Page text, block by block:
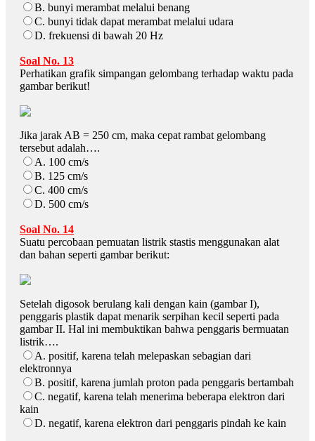
B. bunyi merambat melalui benang
C. bunyi tidak dapat merambat melalui udara
D. frekuensi di bawah 20 Hz
Soal No. 13
Perhatikan grafik simpangan gelombang terhadap waktu pada
gambar berikut!
Jika jarak AB = 250 cm, maka cepat rambat gelombang
tersebut adalah….
A. 100 cm/s
B. 125 cm/s
C. 400 cm/s
D. 500 cm/s
Soal No. 14
Suatu percobaan pemuatan listrik stastis menggunakan alat
dan bahan seperti gambar berikut:
Setelah digosok berulang kali dengan kain (gambar I),
penggaris plastik dapat menarik serpihan kecil seperti pada
gambar II. Hal ini membuktikan bahwa penggaris bermuatan
listrik….
A. positif, karena telah melepaskan sebagian dari
elektronnya
B. positif, karena jumlah proton pada penggaris bertambah
C. negatif, karena telah menerima beberapa elektron dari
kain
D. negatif, karena elektron dari penggaris pindah ke kain